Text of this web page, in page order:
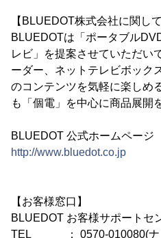
【BLUEDOT株式会社に関して
BLUEDOTは「ポータブル
レビ」を提案させていただい
ーダー、ネットテレビボック
のコンテンツを気軽に楽しめ
も「個電」を中心に商品展開
BLUEDOT 公式ホームページ
http://www.bluedot.co.jp
【お客様窓口】
BLUEDOT お客様サポートセ
TEL ： 0570-010080(ナ